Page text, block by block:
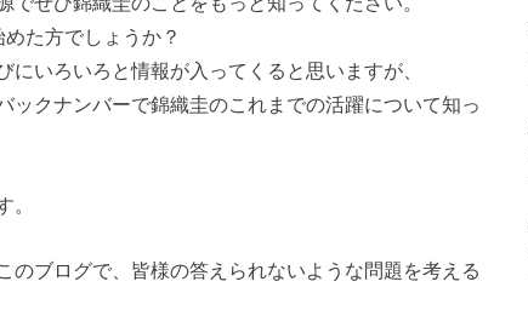
た方でしょうか？
情報が入ってくると思いますが、
で錦織圭のこれまでの活躍について知っ
。
のブログで、皆様の答えられないような問題を考える